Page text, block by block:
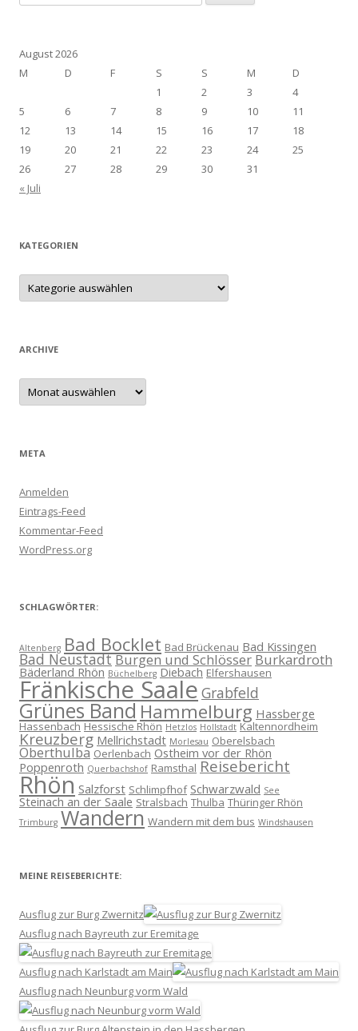
nach:
August 2026
M
D F S S M
D
1
2 3
4
5
6 7 8 9 10
11
12
13 14 15 16 17
18
19
20 21 22 23 24
25
26
27 28 29 30
31
« Juli
KATEGORIEN
Kategorien
ARCHIVE
Archive
META
Anmelden
Eintrags-Feed
Kommentar-Feed
WordPress.org
SCHLAGWÖRTER:
Altenberg Bad Bocklet Bad Brückenau Bad Kissingen
Bad NeustadtBurgen und Schlösser Burkardroth
Bäderland Rhön Büchelberg Diebach Elfershausen
Fränkische Saale Grabfeld
Grünes BandHammelburg Hassberge
Hassenbach Hessische Rhön Hetzlos Hollstadt Kaltennordheim
Kreuzberg Mellrichstadt Morlesau Oberelsbach
Oberthulba Oerlenbach Ostheim vor der Rhön
Poppenroth Querbachshof Ramsthal Reisebericht
Rhön Salzforst Schlimpfhof Schwarzwald See
Steinach an der Saale Stralsbach Thulba Thüringer Rhön
Trimburg Wandern Wandern mit dem bus Windshausen
MEINE REISEBERICHTE:
Ausflug zur Burg Zwernitz
Ausflug nach Bayreuth zur Eremitage
Ausflug nach Karlstadt am Main
Ausflug nach Neunburg vorm Wald